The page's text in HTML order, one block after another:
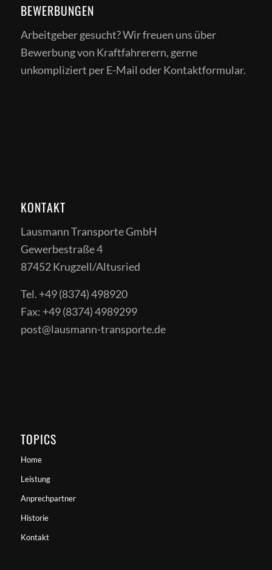
BEWERBUNGEN
Arbeitgeber gesucht? Wir freuen uns über
Bewerbung von Kraftfahrerern, gerne
unkompliziert per E-Mail oder Kontaktformular.
KONTAKT
Lausmann Transporte GmbH
Gewerbestraße 4
87452 Krugzell/Altusried
Tel. +49 (8374) 498920
Fax: +49 (8374) 4989299
post@lausmann-transporte.de
TOPICS
Home
Leistung
Anprechpartner
Historie
Kontakt